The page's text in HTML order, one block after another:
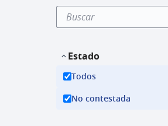
Estado
Todos
No contestada